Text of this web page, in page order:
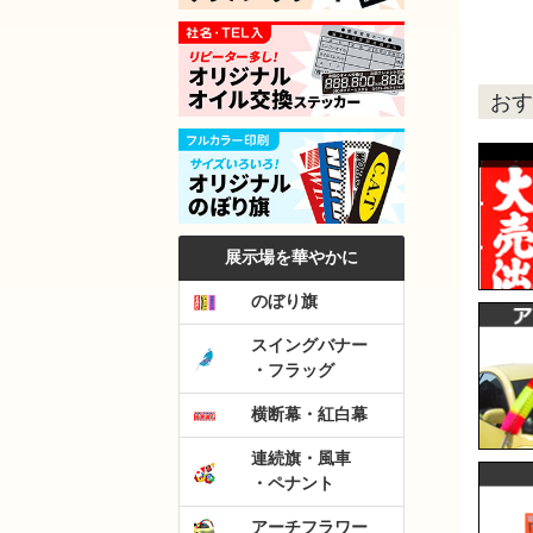
展示場を華やかに
のぼり旗
スイングバナー
・フラッグ
横断幕・紅白幕
連続旗・風車
・ペナント
アーチフラワー
お